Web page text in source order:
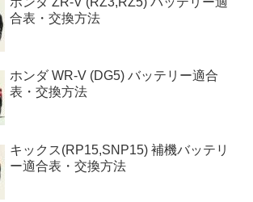
合表・交換方法
ホンダ WR-V (DG5) バッテリー適合
表・交換方法
キックス(RP15,SNP15) 補機バッテリ
ー適合表・交換方法